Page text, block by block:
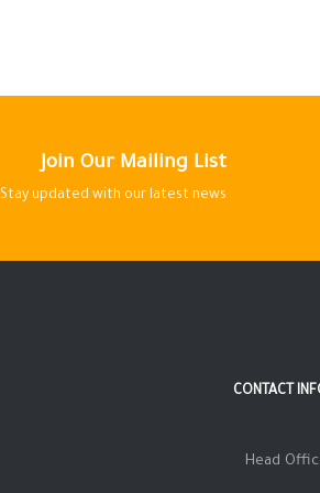
Join Our Mailing List
Stay updated with our latest news
CONTACT
Head